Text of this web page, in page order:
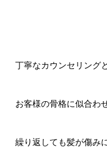
丁寧なカウンセリングと
お客様の骨格に似合わ
繰り返しても髪が傷み